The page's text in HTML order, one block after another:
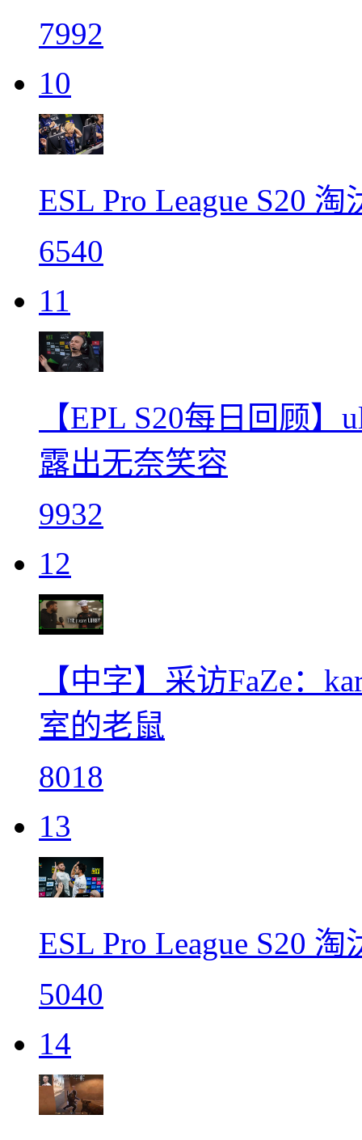
7992
10
ESL Pro League S20
6540
11
【EPL S20每日回顾
露出无奈笑容
9932
12
【中字】采访FaZe：
室的老鼠
8018
13
ESL Pro League S20
5040
14